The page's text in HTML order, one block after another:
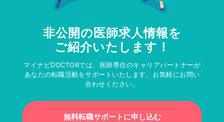
非公開の医師求人情報を
ご紹介いたします！
マイナビDOCTORでは、医師専任のキャリアパートナーが
あなたの転職活動をサポートいたします。お気軽にお問い
合わせください。
無料転職サポートに申し込む